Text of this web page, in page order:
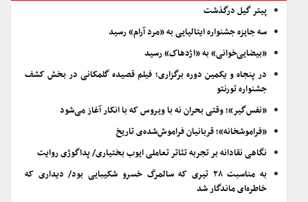
پیتر گیل درگذشت
سه جایزه جشنواره ایتالیایی به «مرد آرام» رسید
«بیضایی‌خوانی» به «اژدهاک» رسید
در پنجاه و یکمین دوره برگزاری؛ فیلم قصیده گلمکانی در بخش کشف
جشنواره تورنتو
«نفس‌گیر»؛ وقتی بحران نه با ویروس که با انکار آغاز می‌شود
«فراموشخانه»؛ قربانیان فراموش‌شده‌ی تاریخ
نگاهی نقادانه بر تجربه تئاتر تعاملی ایوب بختیاری/ پداگوژی روایت
به مناسبت ۲۸ تیری که سالمرگ خسرو شکیبایی بود/ دیداری که
خاطره‌ای ماندگار شد